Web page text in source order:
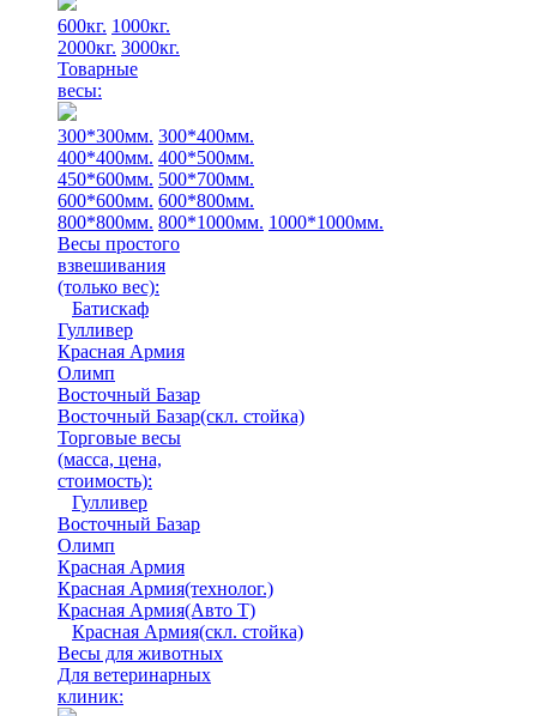
600кг. 1000кг.
2000кг. 3000кг.
Товарные
весы:
300*300мм. 300*400мм.
400*400мм. 400*500мм.
450*600мм. 500*700мм.
600*600мм. 600*800мм.
800*800мм. 800*1000мм. 1000*1000мм.
Весы простого
взвешивания
(только вес):
Батискаф
Гулливер
Красная Армия
Олимп
Восточный Базар
Восточный Базар(скл. стойка)
Торговые весы
(масса, цена,
стоимость):
Гулливер
Восточный Базар
Олимп
Красная Армия
Красная Армия(технолог.)
Красная Армия(Авто Т)
Красная Армия(скл. стойка)
Весы для животных
Для ветеринарных
клиник: